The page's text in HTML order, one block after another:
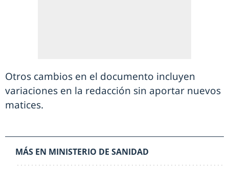
Otros cambios en el documento incluyen
variaciones en la redacción sin aportar nuevos
matices.
MÁS EN MINISTERIO DE SANIDAD